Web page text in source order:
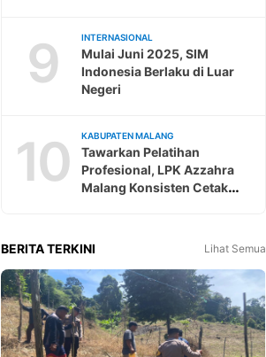
9 INTERNASIONAL
Mulai Juni 2025, SIM
Indonesia Berlaku di Luar
Negeri
10 KABUPATEN MALANG
Tawarkan Pelatihan
Profesional, LPK Azzahra
Malang Konsisten Cetak
BERITA TERKINI Lihat Semua